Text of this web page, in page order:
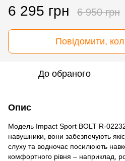
6 295 грн 6 950 грн
Повідомити,
До обраного
Опис
Модель Impact Sport BOLT R-02232
навушники, вони забезпечують
слуху та водночас посилюють
комфортного рівня – наприклад,